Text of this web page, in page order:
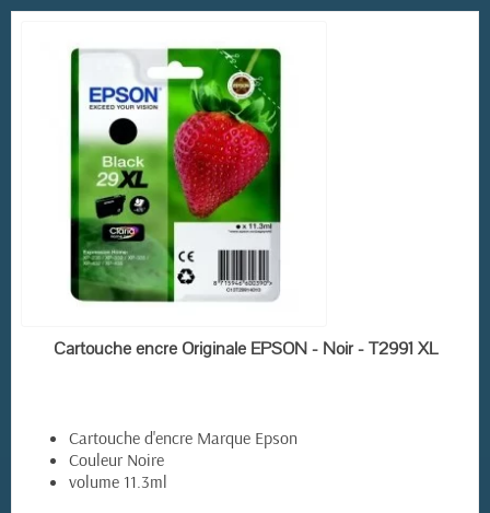
EN STOCK
Cartouche encre Originale EPSON - Noir - T2991 XL
Cartouche d'encre Marque Epson
Couleur Noire
volume 11.3ml